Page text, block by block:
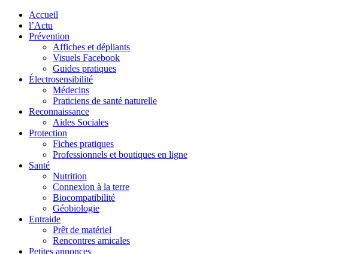
Accueil
l’Actu
Prévention
Affiches et dépliants
Visuels Facebook
Guides pratiques
Électrosensibilité
Médecins
Praticiens de santé naturelle
Reconnaissance
Aides Sociales
Protection
Fiches pratiques
Professionnels et boutiques en ligne
Santé
Nutrition
Connexion à la terre
Biocompatibilité
Géobiologie
Entraide
Prêt de matériel
Rencontres amicales
Petites annonces